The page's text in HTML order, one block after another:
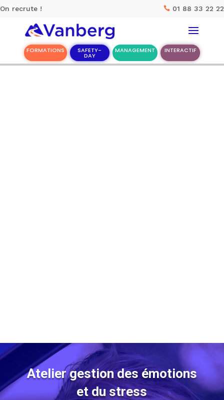
On recrute !  01 88 33 22 22
FORMATIONS SAFETY-
DAY
MANAGEMENT INTERACTIF
Atelier gestion des émotions
et du stress